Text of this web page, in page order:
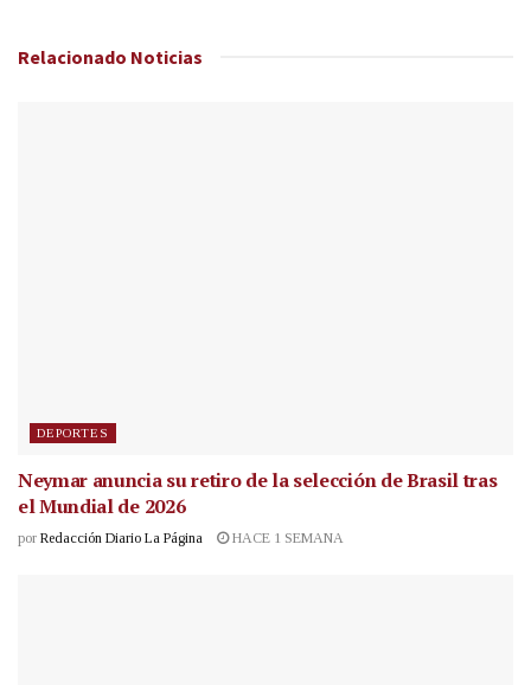
Relacionado Noticias
DEPORTES
Neymar anuncia su retiro de la selección de Brasil tras
el Mundial de 2026
por Redacción Diario La Página HACE 1 SEMANA